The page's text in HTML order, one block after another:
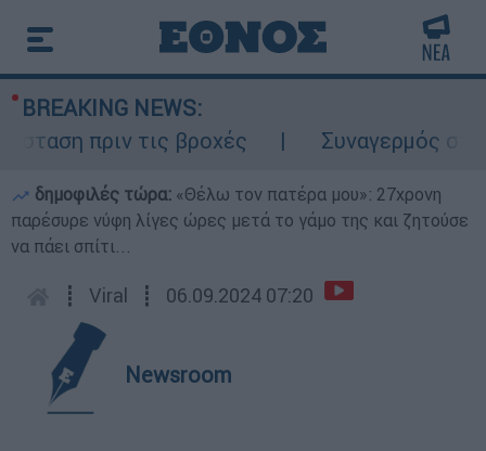
BREAKING NEWS:
πριν τις βροχές
Συναγερμός στον
δημοφιλές τώρα: «Θέλω τον πατέρα μου»: 27χρονη
παρέσυρε νύφη λίγες ώρες μετά το γάμο της και ζητούσε
να πάει σπίτι...
┋ Viral ┋ 06.09.2024 07:20
Newsroom